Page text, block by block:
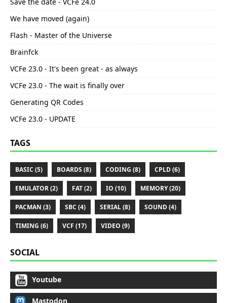
We have moved (again)
Flash - Master of the Universe
Brainfck
VCFe 23.0 - It's been great - as always
VCFe 23.0 - The wait is finally over
Generating QR Codes
VCFe 23.0 - UPDATE
TAGS
BASIC (5) BOARDS (8) CODING (8) CPLD (6)
EMULATOR (2) FAT (2) IO (10) MEMORY (20)
PACMAN (3) SBC (4) SERIAL (8) SOUND (4)
TIMING (6) VCF (17) VIDEO (9)
SOCIAL
Youtube
Mastodon